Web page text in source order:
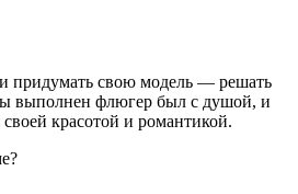
придумать свою модель — решать
выполнен флюгер был с душой, и
красотой и романтикой.